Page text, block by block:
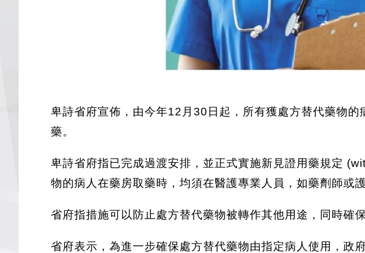
卑詩省府宣佈，由今年12月30日起，所有獲處方替代藥物
藥。
卑詩省府指已完成過渡安排，並正式實施新見證用藥規定
物的病人在藥房取藥時，均須在醫護專業人員，如藥劑師或
省府指措施可以防止處方替代藥物被轉作其他用途，同時確
省府表示，為進一步確保處方替代藥物由指定病人使用，政